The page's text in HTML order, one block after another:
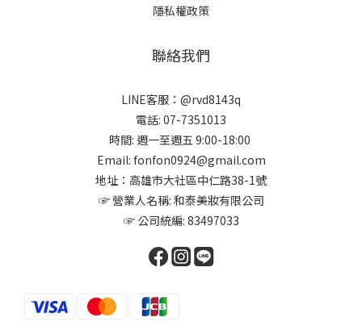
隱私權政策
聯絡我們
LINE客服：@rvd8143q
電話: 07-7351013
時間: 週一至週五 9:00-18:00
Email: fonfon0924@gmail.com
地址：高雄市大社區中仁路38-1號
☞ 營業人名稱: 和泰美妝有限公司
☞ 公司統編: 83497033